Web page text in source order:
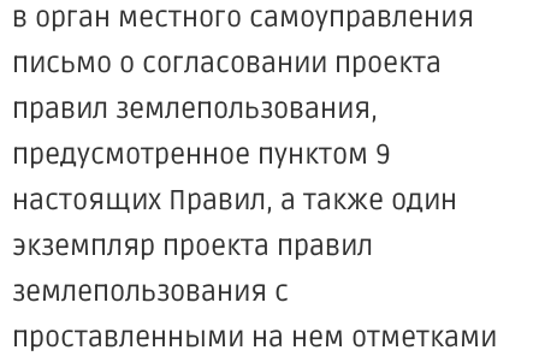
в орган местного самоуправления
письмо о согласовании проекта
правил землепользования,
предусмотренное пунктом 9
настоящих Правил, а также один
экземпляр проекта правил
землепользования с
проставленными на нем отметками